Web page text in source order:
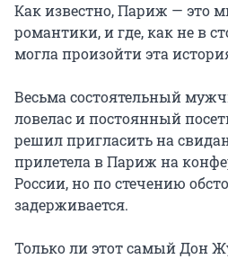
Как известно, Париж — это
романтики, и где, как не в
могла произойти эта
Весьма состоятельный
ловелас и постоянный
решил пригласить на
прилетела в Париж на
России, но по стечению
задерживается.
Только ли этот самый Дон